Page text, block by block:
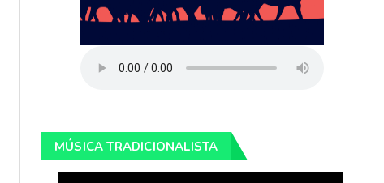
MÚSICA TRADICIONALISTA